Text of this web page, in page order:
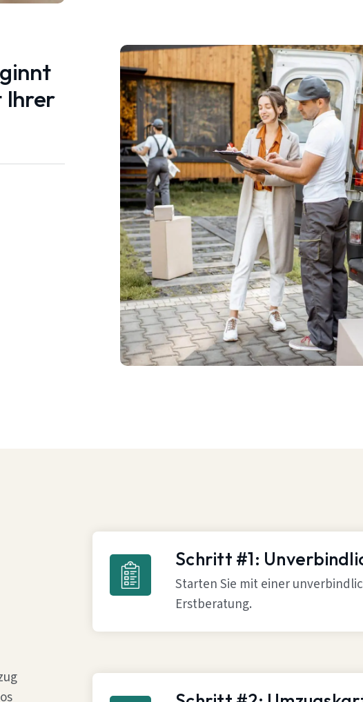
Ihrer
Schritt #1:
Starten Sie mit einer
Erstberatung.